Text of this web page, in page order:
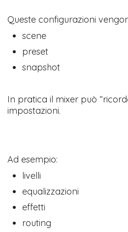
Queste configurazioni
scene
preset
snapshot
In pratica il mixer può
impostazioni.
Ad esempio:
livelli
equalizzazioni
effetti
routing